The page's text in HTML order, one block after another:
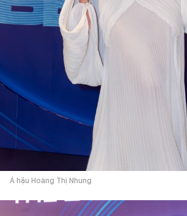
Á hậu Hoàng Thị Nhung